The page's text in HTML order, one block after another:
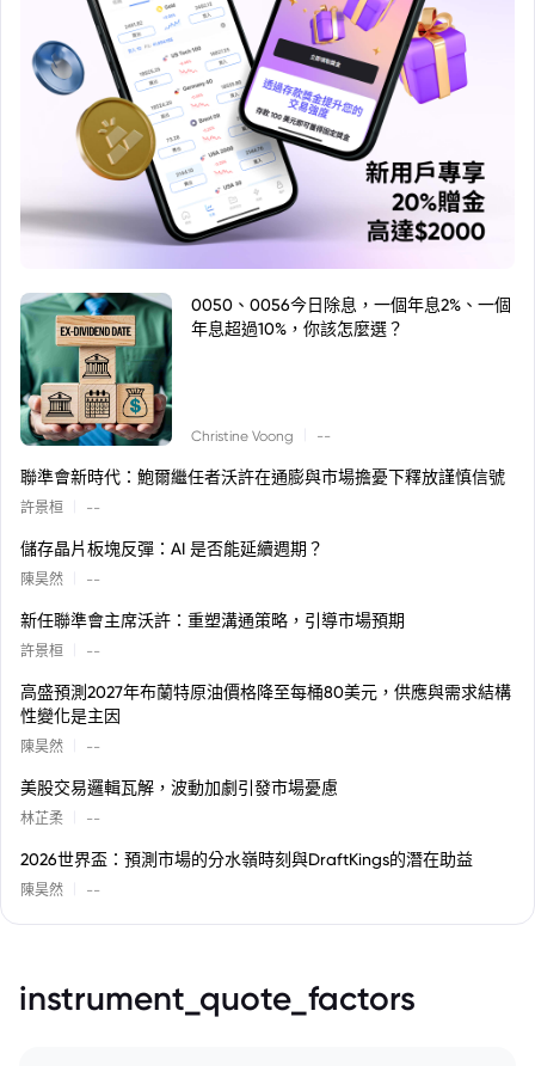
0050、0056今日除息，一個年息2%、一個
年息超過10%，你該怎麼選？
Christine Voong --
聯準會新時代：鮑爾繼任者沃許在通膨與市場擔憂下釋放謹慎信號
許景桓 --
儲存晶片板塊反彈：AI 是否能延續週期？
陳昊然 --
新任聯準會主席沃許：重塑溝通策略，引導市場預期
許景桓 --
高盛預測2027年布蘭特原油價格降至每桶80美元，供應與需求結構
性變化是主因
陳昊然 --
美股交易邏輯瓦解，波動加劇引發市場憂慮
林芷柔 --
2026世界盃：預測市場的分水嶺時刻與DraftKings的潛在助益
陳昊然 --
instrument_quote_factors